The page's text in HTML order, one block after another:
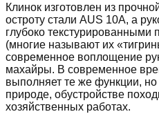
Клинок изготовлен из
остроту стали AUS 10A, а р
глубоко
(многие называют их
современное воплощение
махайры. В современное
выполняет те же функции,
природе, обустройстве
хозяйственных работах.